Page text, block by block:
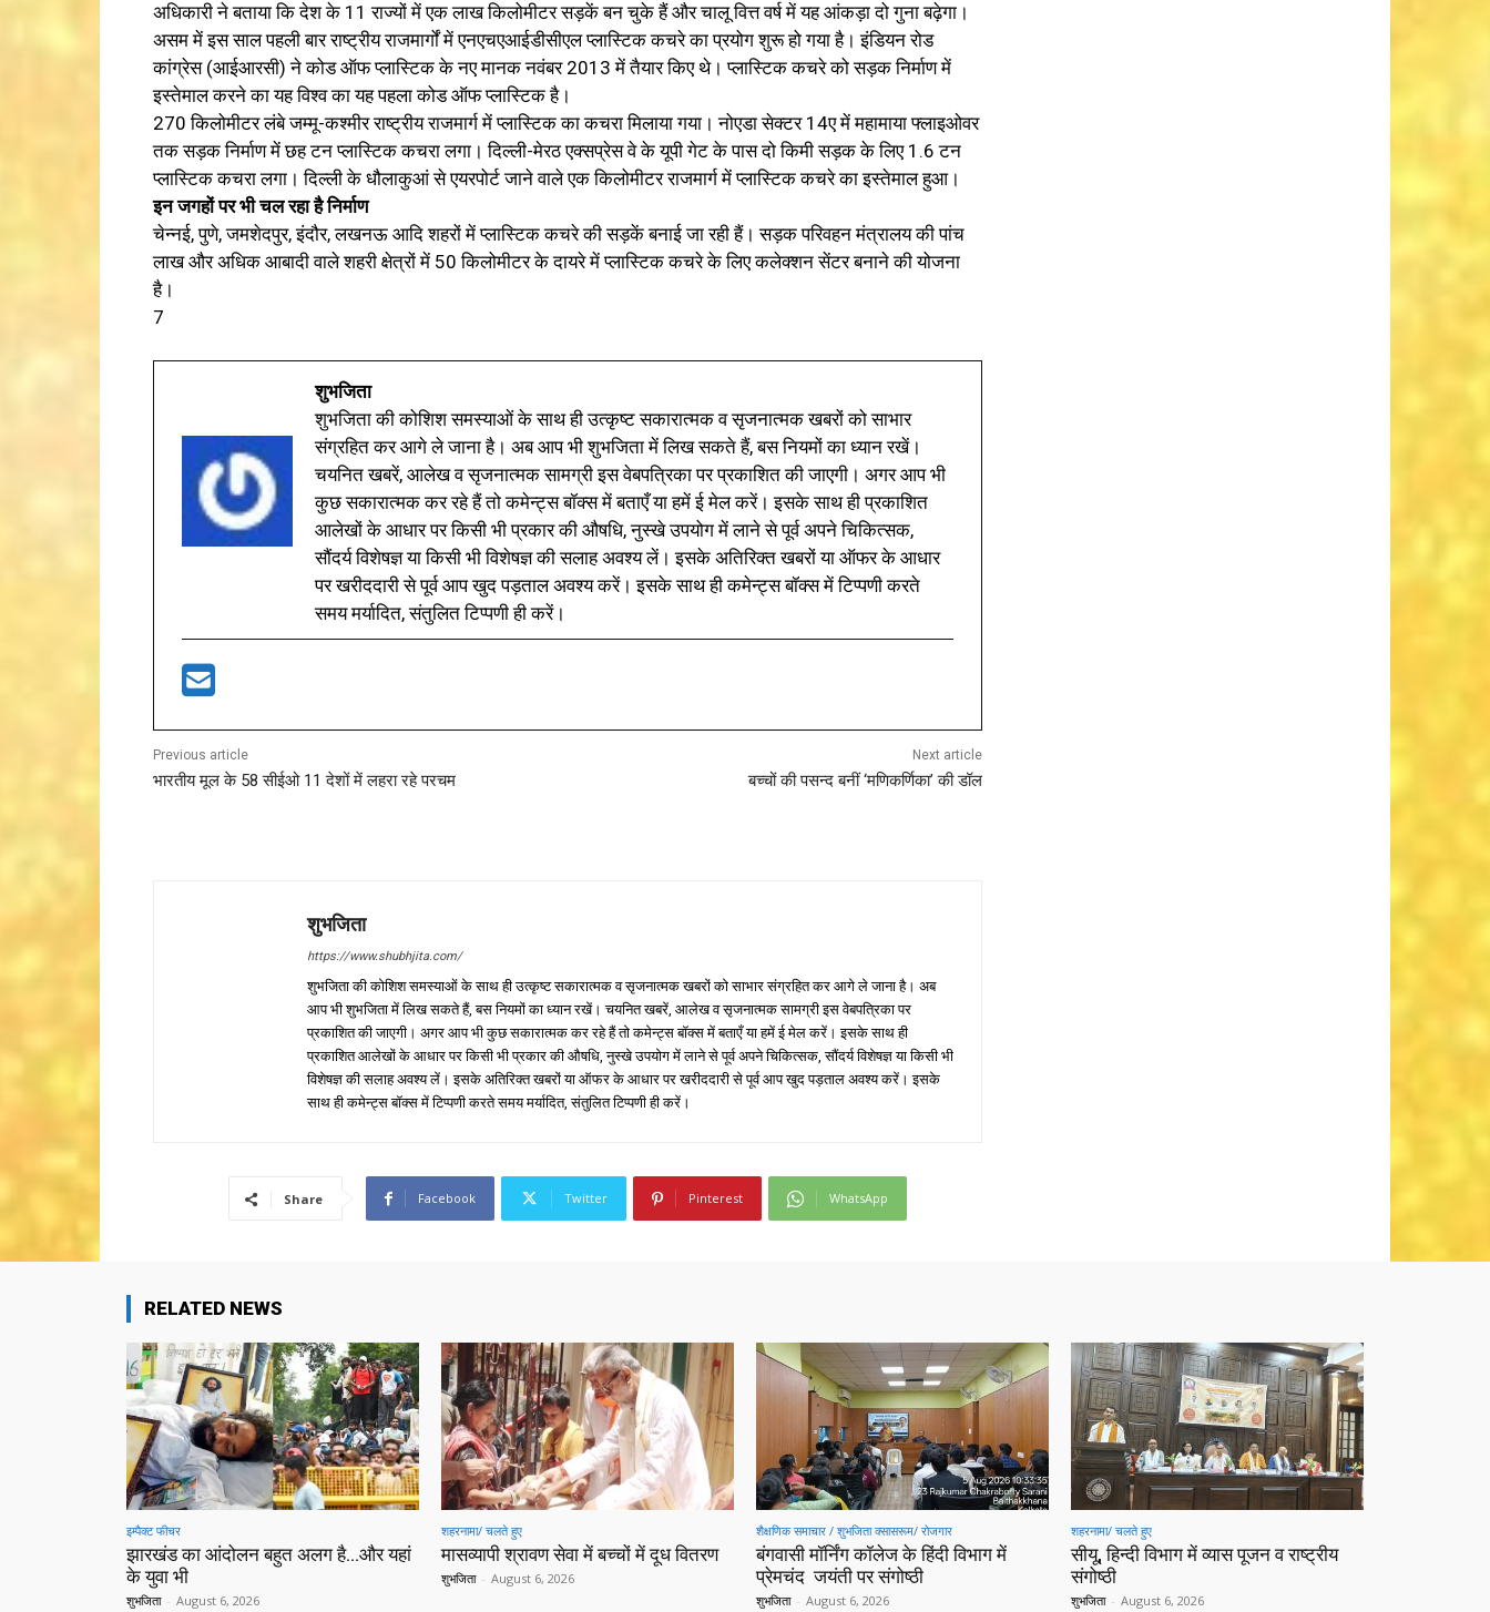
अधिकारी ने बताया कि देश के 11 राज्यों में एक लाख किलोमीटर सड़कें बन चुके हैं और चालू वित्त वर्ष में यह आंकड़ा दो गुना बढ़ेगा।
असम में इस साल पहली बार राष्ट्रीय राजमार्गों में एनएचएआईडीसीएल प्लास्टिक कचरे का प्रयोग शुरू हो गया है। इंडियन रोड
कांग्रेस (आईआरसी) ने कोड ऑफ प्लास्टिक के नए मानक नवंबर 2013 में तैयार किए थे। प्लास्टिक कचरे को सड़क निर्माण में
इस्तेमाल करने का यह विश्व का यह पहला कोड ऑफ प्लास्टिक है।
270 किलोमीटर लंबे जम्मू-कश्मीर राष्ट्रीय राजमार्ग में प्लास्टिक का कचरा मिलाया गया। नोएडा सेक्टर 14ए में महामाया फ्लाइओवर
तक सड़क निर्माण में छह टन प्लास्टिक कचरा लगा। दिल्ली-मेरठ एक्सप्रेस वे के यूपी गेट के पास दो किमी सड़क के लिए 1.6 टन
प्लास्टिक कचरा लगा। दिल्ली के धौलाकुआं से एयरपोर्ट जाने वाले एक किलोमीटर राजमार्ग में प्लास्टिक कचरे का इस्तेमाल हुआ।
इन जगहों पर भी चल रहा है निर्माण
चेन्नई, पुणे, जमशेदपुर, इंदौर, लखनऊ आदि शहरों में प्लास्टिक कचरे की सड़कें बनाई जा रही हैं। सड़क परिवहन मंत्रालय की पांच
लाख और अधिक आबादी वाले शहरी क्षेत्रों में 50 किलोमीटर के दायरे में प्लास्टिक कचरे के लिए कलेक्शन सेंटर बनाने की योजना
है।
7
शुभजिता
शुभजिता की कोशिश समस्याओं के साथ ही उत्कृष्ट सकारात्मक व सृजनात्मक खबरों को साभार
संग्रहित कर आगे ले जाना है। अब आप भी शुभजिता में लिख सकते हैं, बस नियमों का ध्यान रखें।
चयनित खबरें, आलेख व सृजनात्मक सामग्री इस वेबपत्रिका पर प्रकाशित की जाएगी। अगर आप भी
कुछ सकारात्मक कर रहे हैं तो कमेन्ट्स बॉक्स में बताएँ या हमें ई मेल करें। इसके साथ ही प्रकाशित
आलेखों के आधार पर किसी भी प्रकार की औषधि, नुस्खे उपयोग में लाने से पूर्व अपने चिकित्सक,
सौंदर्य विशेषज्ञ या किसी भी विशेषज्ञ की सलाह अवश्य लें। इसके अतिरिक्त खबरों या ऑफर के आधार
पर खरीददारी से पूर्व आप खुद पड़ताल अवश्य करें। इसके साथ ही कमेन्ट्स बॉक्स में टिप्पणी करते
समय मर्यादित, संतुलित टिप्पणी ही करें।
Previous article
भारतीय मूल के 58 सीईओ 11 देशों में लहरा रहे परचम
Next article
बच्चों की पसन्द बनीं ‘मणिकर्णिका’ की डॉल
शुभजिता
https://www.shubhjita.com/
शुभजिता की कोशिश समस्याओं के साथ ही उत्कृष्ट सकारात्मक व सृजनात्मक खबरों को साभार संग्रहित कर आगे ले जाना है। अब
आप भी शुभजिता में लिख सकते हैं, बस नियमों का ध्यान रखें। चयनित खबरें, आलेख व सृजनात्मक सामग्री इस वेबपत्रिका पर
प्रकाशित की जाएगी। अगर आप भी कुछ सकारात्मक कर रहे हैं तो कमेन्ट्स बॉक्स में बताएँ या हमें ई मेल करें। इसके साथ ही
प्रकाशित आलेखों के आधार पर किसी भी प्रकार की औषधि, नुस्खे उपयोग में लाने से पूर्व अपने चिकित्सक, सौंदर्य विशेषज्ञ या किसी भी
विशेषज्ञ की सलाह अवश्य लें। इसके अतिरिक्त खबरों या ऑफर के आधार पर खरीददारी से पूर्व आप खुद पड़ताल अवश्य करें। इसके
साथ ही कमेन्ट्स बॉक्स में टिप्पणी करते समय मर्यादित, संतुलित टिप्पणी ही करें।
Share Facebook Twitter Pinterest WhatsApp
RELATED NEWS
इम्पैक्ट फीचर
झारखंड का आंदोलन बहुत अलग है…और यहां
के युवा भी
शुभजिता - August 6, 2026
शहरनामा/ चलते हुए
मासव्यापी श्रावण सेवा में बच्चों में दूध वितरण
शुभजिता - August 6, 2026
शैक्षणिक समाचार / शुभजिता क्सासरूम/ रोजगार
बंगवासी मॉर्निंग कॉलेज के हिंदी विभाग में
प्रेमचंद जयंती पर संगोष्ठी
शुभजिता - August 6, 2026
शहरनामा/ चलते हुए
सीयू, हिन्दी विभाग में व्यास पूजन व राष्ट्रीय
संगोष्ठी
शुभजिता - August 6, 2026